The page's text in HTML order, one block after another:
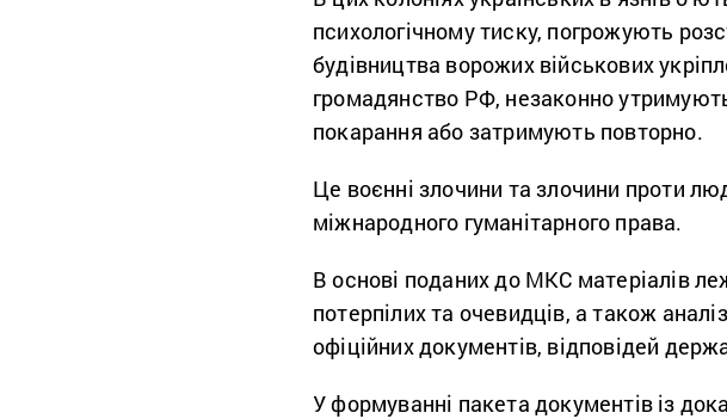
психологічному тиску, погрожують
будівництва ворожих військових
громадянство РФ, незаконно
покарання або затримують повторно.
Це воєнні злочини та злочини проти
міжнародного гуманітарного права.
В основі поданих до МКС матеріалів
потерпілих та очевидців, а також
офіційних документів, відповідей
У формуванні пакета документів із